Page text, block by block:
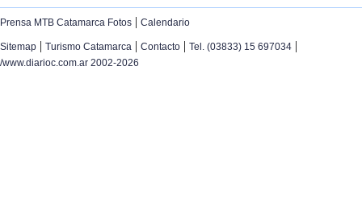
Prensa MTB Catamarca Fotos | Calendario
Sitemap | Turismo Catamarca | Contacto | Tel. (03833) 15 697034 |
/www.diarioc.com.ar 2002-2026